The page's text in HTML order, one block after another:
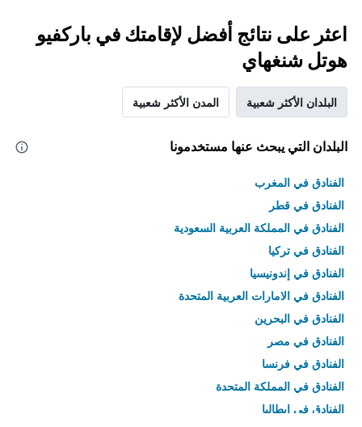
اعثر على نتائج أفضل لإقامتك في باركفيو
هوتل شنغهاي
البلدان الأكثر شعبية المدن الأكثر شعبية
البلدان التي يبحث عنها مستخدمونا
الفنادق في المغرب
الفنادق في قطر
الفنادق في المملكة العربية السعودية
الفنادق في تركيا
الفنادق في إندونيسيا
الفنادق في الامارات العربية المتحدة
الفنادق في البحرين
الفنادق في مصر
الفنادق في فرنسا
الفنادق في المملكة المتحدة
الفنادق في إيطاليا